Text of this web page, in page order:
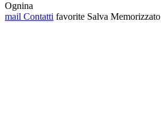
Ognina
mail Contatti favorite Salva Memorizzato